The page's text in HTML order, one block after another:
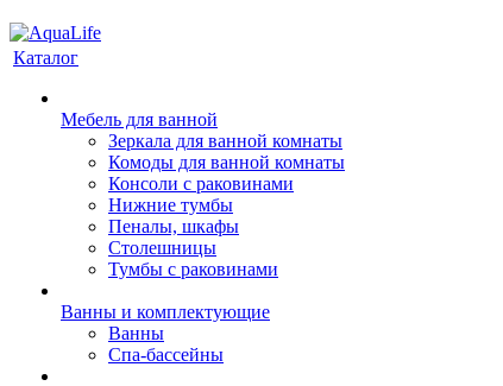
Каталог
Мебель для ванной
Зеркала для ванной комнаты
Комоды для ванной комнаты
Консоли с раковинами
Нижние тумбы
Пеналы, шкафы
Столешницы
Тумбы с раковинами
Ванны и комплектующие
Ванны
Спа-бассейны